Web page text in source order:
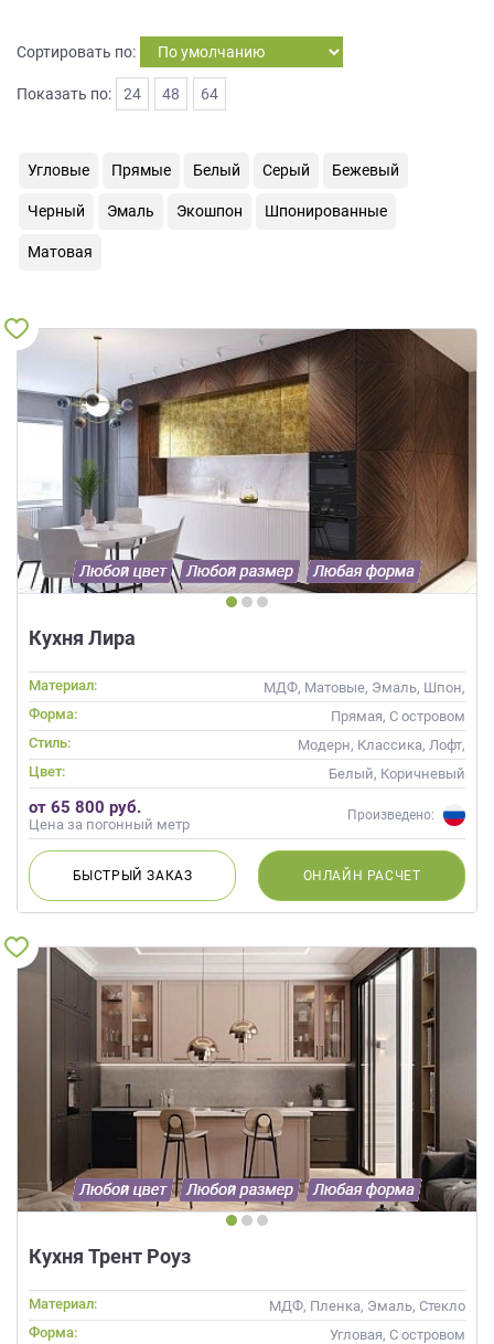
Сортировать по:
Показать по: 24 48 64
Угловые Прямые Белый Серый Бежевый
Черный Эмаль Экошпон Шпонированные
Матовая
Кухня Лира
Материал:
МДФ, Матовые, Эмаль, Шпон,
Глянцевые
Форма:
Прямая, С островом
Стиль:
Модерн, Классика, Лофт,
Скандинавский, Неоклассика,
Современные
Цвет: Белый, Коричневый
от 65 800 руб.
Цена за погонный метр
Произведено:
БЫСТРЫЙЗАКАЗ ОНЛАЙН РАСЧЕТ
Кухня Трент Роуз
Материал:
МДФ, Пленка, Эмаль, Стекло
Форма:
Угловая, С островом
персональных
данных
персональных
данных
в
порядке
условиях
Политики
персональных
данных.